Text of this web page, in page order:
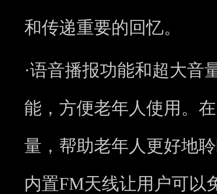
和传递重要的回忆。
·语音播报功能和超大音
能，方便老年人使用。
量，帮助老年人更好地
内置FM天线让用户可以